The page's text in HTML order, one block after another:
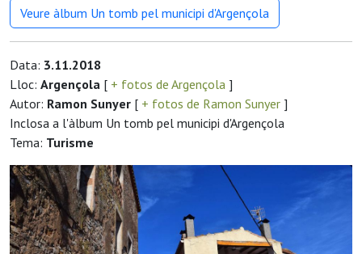
Veure àlbum Un tomb pel municipi d'Argençola
Data: 3.11.2018
Lloc: Argençola [ + fotos de Argençola ]
Autor: Ramon Sunyer [ + fotos de Ramon Sunyer ]
Inclosa a l'àlbum Un tomb pel municipi d'Argençola
Tema: Turisme